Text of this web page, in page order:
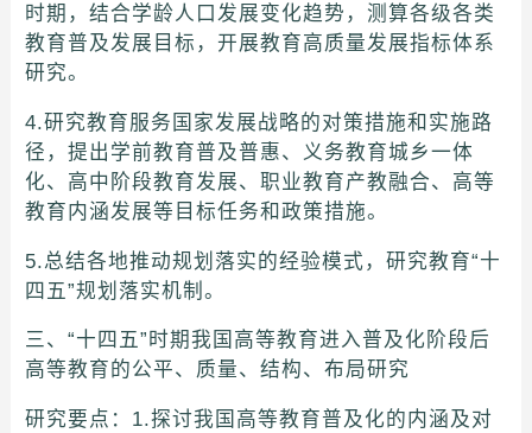
时期，结合学龄人口发展变化趋势，测算各级各类
教育普及发展目标，开展教育高质量发展指标体系
研究。
4.研究教育服务国家发展战略的对策措施和实施路
径，提出学前教育普及普惠、义务教育城乡一体
化、高中阶段教育发展、职业教育产教融合、高等
教育内涵发展等目标任务和政策措施。
5.总结各地推动规划落实的经验模式，研究教育“十
四五”规划落实机制。
三、“十四五”时期我国高等教育进入普及化阶段后
高等教育的公平、质量、结构、布局研究
研究要点：1.探讨我国高等教育普及化的内涵及对